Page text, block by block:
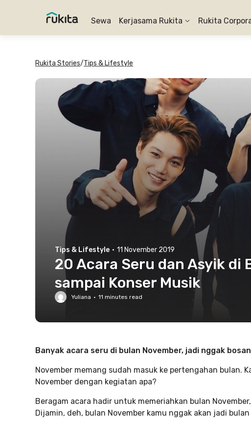
Sewa Kerjasama Rukita Rukita
Rukita Stories/Tips & Lifestyle
Tips & Lifestyle · 11 November 2019
20 Acara Seru dan Asyik di
sampai Konser Musik
Yuliana · 11 minutes read
Banyak acara seru di bulan November, jadi nggak
November memang sudah masuk ke pertengahan bulan.
November dengan kegiatan apa?
Beragam acara hadir untuk memeriahkan bulan
Dijamin, deh, bulan November kamu nggak akan jadi